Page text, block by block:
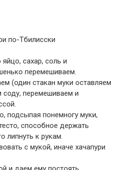
сахар, соль и
перемешиваем.
(один стакан муки оставляем
перемешиваем и
подсыпая понемногу муки,
способное держать
липнуть к рукам.
с мукой, иначе хачапури